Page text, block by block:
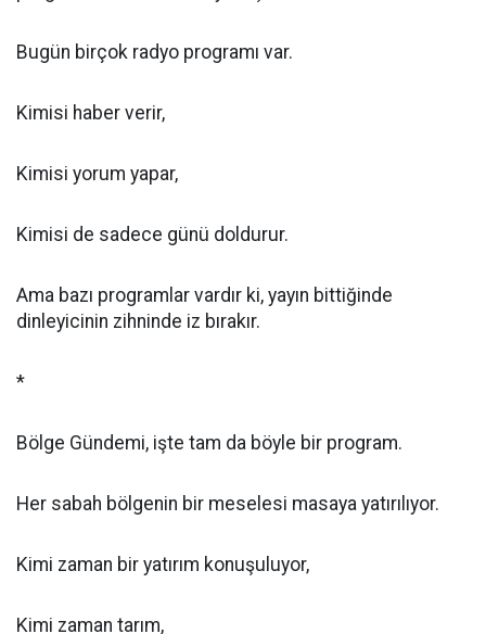
Bugün birçok radyo programı var.
Kimisi haber verir,
Kimisi yorum yapar,
Kimisi de sadece günü doldurur.
Ama bazı programlar vardır ki, yayın bittiğinde
dinleyicinin zihninde iz bırakır.
*
Bölge Gündemi, işte tam da böyle bir program.
Her sabah bölgenin bir meselesi masaya yatırılıyor.
Kimi zaman bir yatırım konuşuluyor,
Kimi zaman tarım,